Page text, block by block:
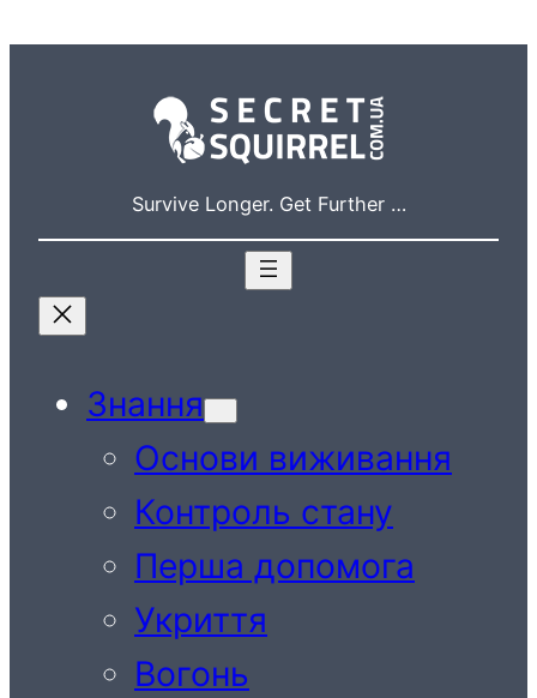
Survive Longer. Get Further …
Знання
Основи виживання
Контроль стану
Перша допомога
Укриття
Вогонь